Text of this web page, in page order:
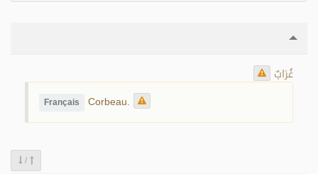
غُرَابٌ
Français Corbeau.
/